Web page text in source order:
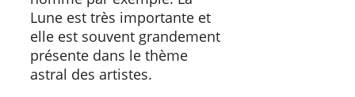
Lune est très importante et
elle est souvent grandement
présente dans le thème
astral des artistes.